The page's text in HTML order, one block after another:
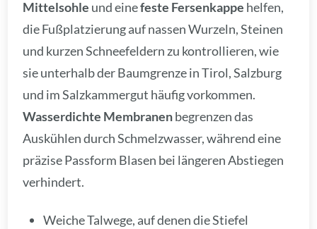
Mittelsohle und einefeste Fersenkappe helfen,
die Fußplatzierung auf nassen Wurzeln, Steinen
und kurzen Schneefeldern zu kontrollieren, wie
sie unterhalb der Baumgrenze in Tirol, Salzburg
und im Salzkammergut häufig vorkommen.
Wasserdichte Membranenbegrenzen das
Auskühlen durch Schmelzwasser, während eine
präzise Passform Blasen bei längeren Abstiegen
verhindert.
Weiche Talwege, auf denen die Stiefel